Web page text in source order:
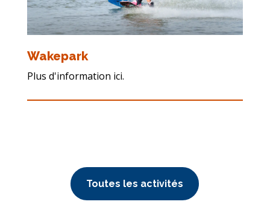
Wakepark
Plus d'information ici.
Toutes les activités